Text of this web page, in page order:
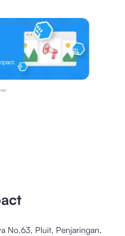
No.63, Pluit, Penjaringan,